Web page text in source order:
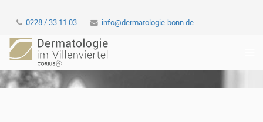
0228 / 33 11 03 info@dermatologie-bonn.de